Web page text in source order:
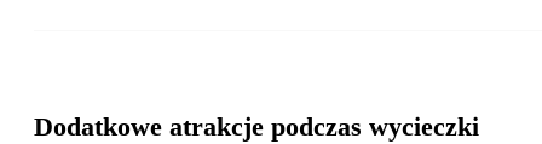
Dodatkowe atrakcje podczas wycieczki